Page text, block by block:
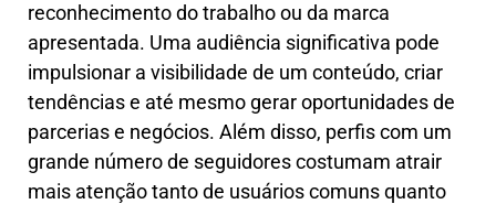
reconhecimento do trabalho ou da marca
apresentada. Uma audiência significativa pode
impulsionar a visibilidade de um conteúdo, criar
tendências e até mesmo gerar oportunidades de
parcerias e negócios. Além disso, perfis com um
grande número de seguidores costumam atrair
mais atenção tanto de usuários comuns quanto